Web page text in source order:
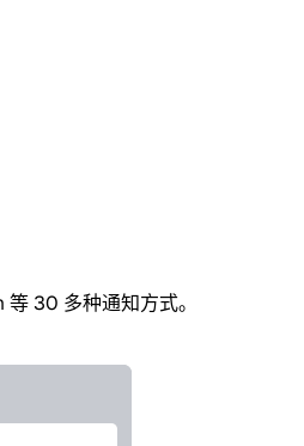
30 多种通知方式。